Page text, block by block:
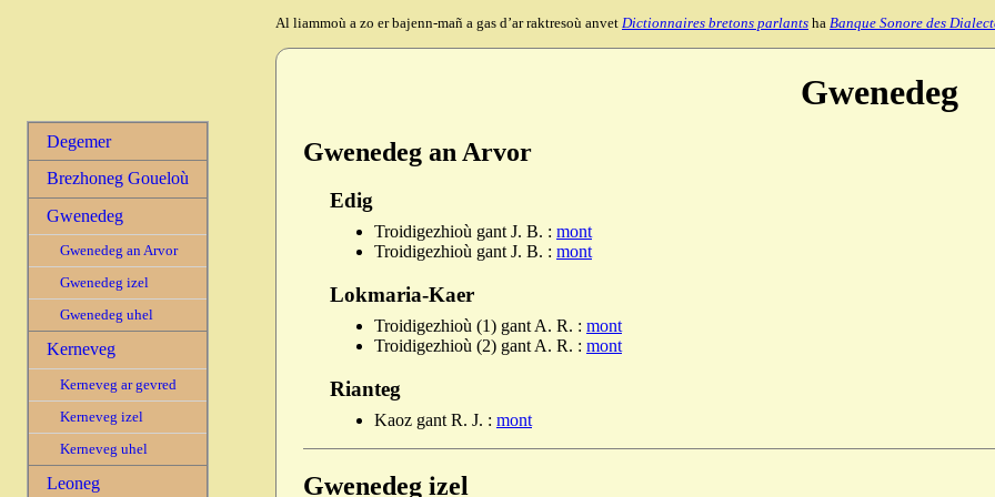
Degemer
Brezhoneg Goueloù
Gwenedeg
Gwenedeg an Arvor
Gwenedeg izel
Gwenedeg uhel
Kerneveg
Kerneveg ar gevred
Kerneveg izel
Kerneveg uhel
Leoneg
Al liammoù a zo er bajenn-mañ a gas d’ar raktresoù anvet Dictionnaires bretons parlants ha Banque Sonore des
Gwenedeg
Gwenedeg an Arvor
Edig
Troidigezhioù gant J. B. : mont
Troidigezhioù gant J. B. : mont
Lokmaria-Kaer
Troidigezhioù (1) gant A. R. : mont
Troidigezhioù (2) gant A. R. : mont
Rianteg
Kaoz gant R. J. : mont
Gwenedeg izel